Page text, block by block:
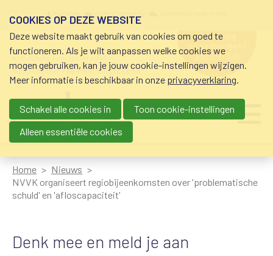
schuldhulp • sociaal krediet •
budgetbeheer • beschermingsbewind
hulp nodig
bij geldzorgen?
0800-8115.nl
Main navigation
Home
Nieuws
NVVK organiseert regiobijeenkomsten over 'problematische
schuld' en 'afloscapaciteit'
Denk mee en meld je aan
COOKIES OP DEZE WEBSITE
Deze website maakt gebruik van cookies om goed te
functioneren. Als je wilt aanpassen welke cookies we
mogen gebruiken, kan je jouw cookie-instellingen wijzigen.
Meer informatie is beschikbaar in onze privacyverklaring.
Schakel alle cookies in
Toon cookie-instellingen
Alleen essentiële cookies